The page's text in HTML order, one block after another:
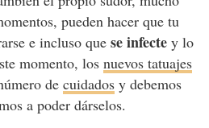
pueden hacer que tu
e incluso que se infectey lo
momento, los nuevos tatuajes
de cuidadosy debemos
a poder dárselos.